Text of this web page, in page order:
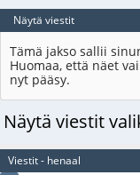
Näytä viestit
Tämä jakso sallii
Huomaa, että näet
nyt pääsy.
Näytä viestit
Viestit - henaal